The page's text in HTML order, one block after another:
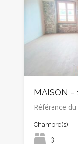
MAISON –
Référence
Chambre(s)
3